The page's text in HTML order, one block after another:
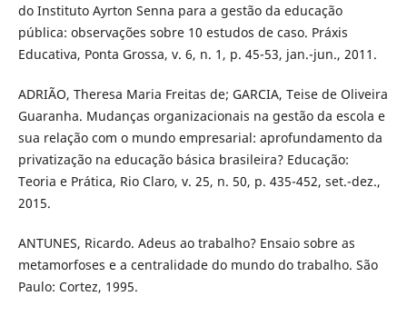
do Instituto Ayrton Senna para a gestão da educação
pública: observações sobre 10 estudos de caso. Práxis
Educativa, Ponta Grossa, v. 6, n. 1, p. 45-53, jan.-jun., 2011.
ADRIÃO, Theresa Maria Freitas de; GARCIA, Teise de Oliveira
Guaranha. Mudanças organizacionais na gestão da escola e
sua relação com o mundo empresarial: aprofundamento da
privatização na educação básica brasileira? Educação:
Teoria e Prática, Rio Claro, v. 25, n. 50, p. 435-452, set.-dez.,
2015.
ANTUNES, Ricardo. Adeus ao trabalho? Ensaio sobre as
metamorfoses e a centralidade do mundo do trabalho. São
Paulo: Cortez, 1995.